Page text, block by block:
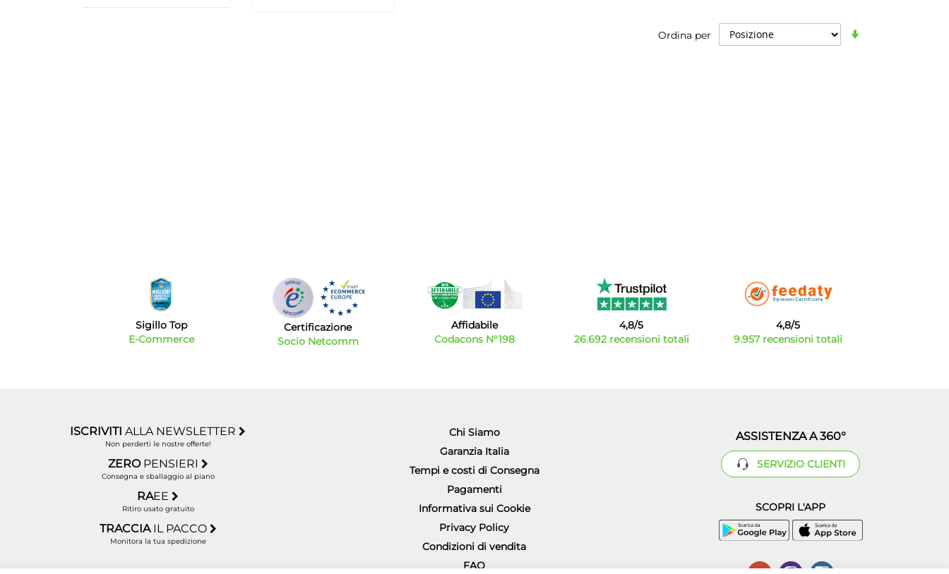
Ordina per
Sigillo Top
E-Commerce
Certificazione
Socio Netcomm
Affidabile
Codacons N°198
4,8/5
26.692 recensioni totali
4,8/5
9.957 recensioni totali
ISCRIVITIALLA NEWSLETTER
Non perderti le nostre offerte!
ZERO PENSIERI
Consegna e sballaggio al piano
RAEE
Ritiro usato gratuito
TRACCIA IL PACCO
Monitora la tua spedizione
Chi Siamo
Garanzia Italia
Tempi e costi di Consegna
Pagamenti
Informativa sui Cookie
Privacy Policy
Condizioni di vendita
FAQ
ASSISTENZA A 360°
SERVIZIO CLIENTI
SCOPRI L'APP